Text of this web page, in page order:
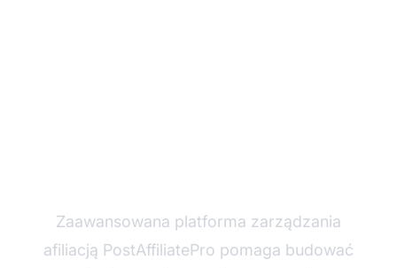
Zaawansowana platforma zarządzania
afiliacją PostAffiliatePro pomaga budować